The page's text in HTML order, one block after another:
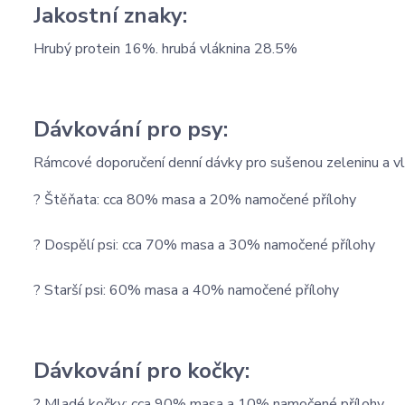
Jakostní znaky:
Hrubý protein 16%. hrubá vláknina 28.5%
Dávkování pro psy:
Rámcové doporučení denní dávky pro sušenou zeleninu a
? Štěňata: cca 80% masa a 20% namočené přílohy
? Dospělí psi: cca 70% masa a 30% namočené přílohy
? Starší psi: 60% masa a 40% namočené přílohy
Dávkování pro kočky: